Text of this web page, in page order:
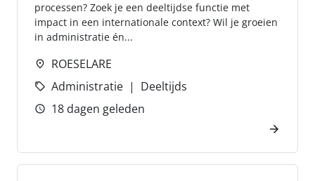
processen? Zoek je een deeltijdse functie met
impact in een internationale context? Wil je groeien
in administratie én...
ROESELARE
Administratie
Deeltijds
18 dagen geleden